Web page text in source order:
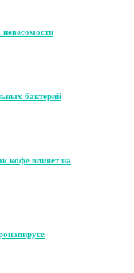
бактерий
кофе влияет на